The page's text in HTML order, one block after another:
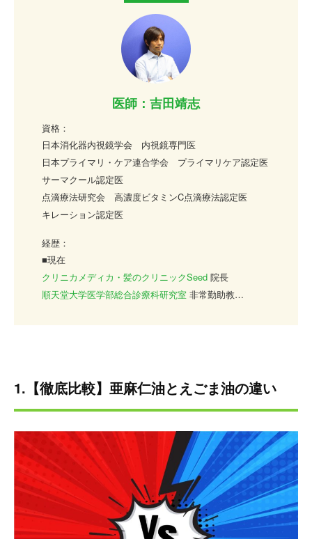
医師：吉田靖志
資格：
日本消化器内視鏡学会 内視鏡専門医
日本プライマリ・ケア連合学会 プライマリケア認定医
サーマクール認定医
点滴療法研究会 高濃度ビタミンC点滴療法認定医
キレーション認定医
経歴：
■現在
クリニカメディカ・髪のクリニックSeed 院長
順天堂大学医学部総合診療科研究室 非常勤助教
平成18年順天堂大学医学部附属順天堂医院総合診療科
助教
平成21年クリニカメディカ東京
平成25年順天堂大学医学部附属順天堂医院総合診療科
非常勤助教
平成25年 都内美容皮膚科 院長
平成29年 クリニカメディカ・髪のクリニックSeed 開
院 現在に至る
1.【徹底比較】亜麻仁油とえごま油の違い